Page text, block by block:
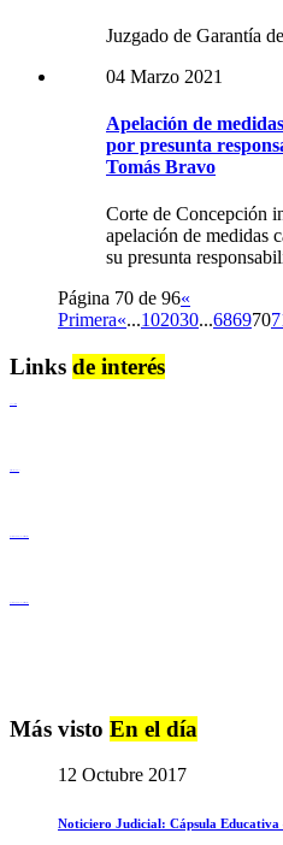
Juzgado de Garantía
04 Marzo 2021
Apelación de
por presunta
Tomás Bravo
Corte de Concepción
apelación de medidas
su presunta
Página 70 de 96«
Primera«...102030...686970
Links de interés
Más visto En el día
12 Octubre 2017
Noticiero Judicial: Cápsula Educativa